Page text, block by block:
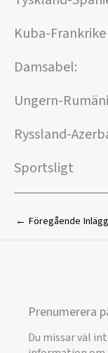
Kuba-Frankrike
Damsabel:
Ungern-
Ryssland-
Sportsligt
← Föregående Inlägg
Prenumerera
Du missar väl